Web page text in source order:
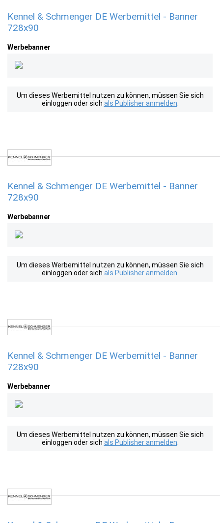
Kennel & Schmenger DE Werbemittel - Banner
728x90
Werbebanner
Um dieses Werbemittel nutzen zu können, müssen Sie sich
einloggen oder sich als Publisher anmelden
Kennel & Schmenger DE Werbemittel - Banner
728x90
Werbebanner
Um dieses Werbemittel nutzen zu können, müssen Sie sich
einloggen oder sich als Publisher anmelden
Kennel & Schmenger DE Werbemittel - Banner
728x90
Werbebanner
Um dieses Werbemittel nutzen zu können, müssen Sie sich
einloggen oder sich als Publisher anmelden